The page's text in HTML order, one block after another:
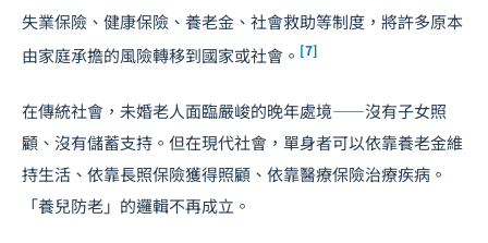
失業保險、健康保險、養老金、社會救助等制度，將許多原本
由家庭承擔的風險轉移到國家或社會。 [7]
在傳統社會，未婚老人面臨嚴峻的晚年處境——沒有子女照
顧、沒有儲蓄支持。但在現代社會，單身者可以依靠養老金維
持生活、依靠長照保險獲得照顧、依靠醫療保險治療疾病。
「養兒防老」的邏輯不再成立。